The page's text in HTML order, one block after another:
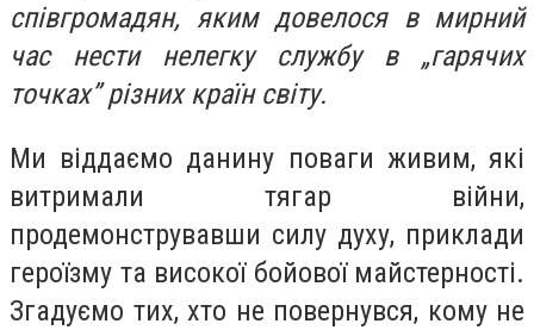
співгромадян, яким довелося в мирний
час нести нелегку службу в „гарячих
точках” різних країн світу.
Ми віддаємо данину поваги живим, які
витримали тягар війни,
продемонструвавши силу духу, приклади
героїзму та високої бойової майстерності.
Згадуємо тих, хто не повернувся, кому не